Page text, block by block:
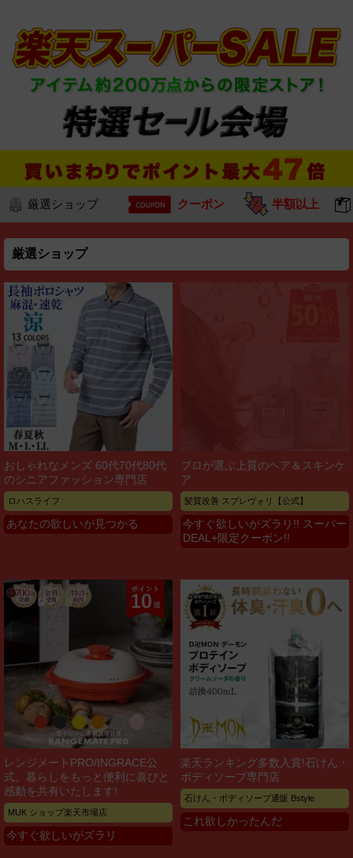
厳選ショップ クーポン 半額以上
厳選ショップ
おしゃれなメンズ 60代70代80代
のシニアファッション専門店
ロハスライフ
あなたの欲しいが見つかる
プロが選ぶ上質のヘア＆スキンケ
ア
髪質改善 スプレヴォリ【公式】
今すぐ欲しいがズラリ!! スーパー
DEAL+限定クーポン!!
レンジメートPRO/INGRACE公
式。暮らしをもっと便利に喜びと
感動を共有いたします!
MUK ショップ楽天市場店
今すぐ欲しいがズラリ
楽天ランキング多数入賞!石けん・
ボディソープ専門店
石けん・ボディソープ通販 Bstyle
これ欲しかったんだ